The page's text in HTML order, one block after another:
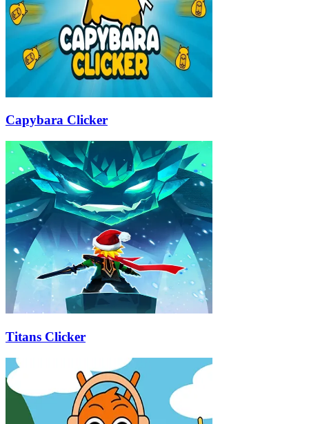
Capybara Clicker
Titans Clicker